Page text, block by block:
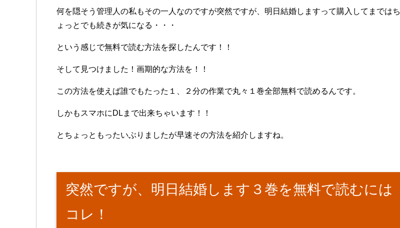
何を隠そう管理人の私もその一人なのですが突然ですが、明日結婚しますって購入してまではち
ょっとでも続きが気になる・・・
という感じで無料で読む方法を探したんです！！
そして見つけました！画期的な方法を！！
この方法を使えば誰でもたった１、２分の作業で丸々１巻全部無料で読めるんです。
しかもスマホにDLまで出来ちゃいます！！
とちょっともったいぶりましたが早速その方法を紹介しますね。
突然ですが、明日結婚します３巻を無料で読むには
コレ！